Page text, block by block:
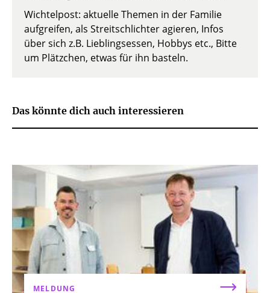
Wichtelpost: aktuelle Themen in der Familie
aufgreifen, als Streitschlichter agieren, Infos
über sich z.B. Lieblingsessen, Hobbys etc., Bitte
um Plätzchen, etwas für ihn basteln.
Das könnte dich auch interessieren
MELDUNG